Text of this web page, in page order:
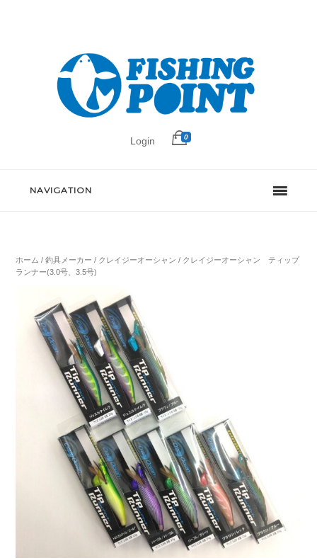
Login 0
NAVIGATION
ホーム /釣具メーカー / クレイジーオーシャン / クレイジーオーシャン ティップ
ランナー(3.0号、3.5号)